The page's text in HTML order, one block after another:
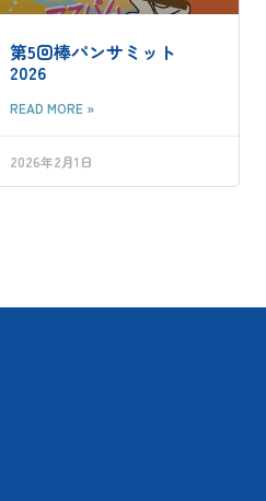
第5回棒パンサミット
2026
READ MORE »
2026年2月1日